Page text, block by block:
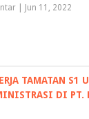
| Jun 11, 2022
TAMATAN S1
DI PT.